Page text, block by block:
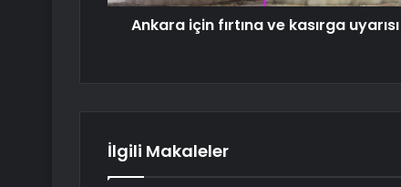
Ankara için fırtına ve kasırga uyarısı
İlgili Makaleler